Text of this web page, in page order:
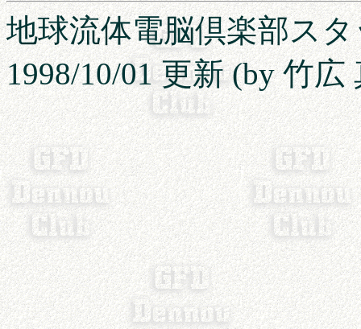
地球流体電脳倶楽部ス
1998/10/01 更新 (by 竹広